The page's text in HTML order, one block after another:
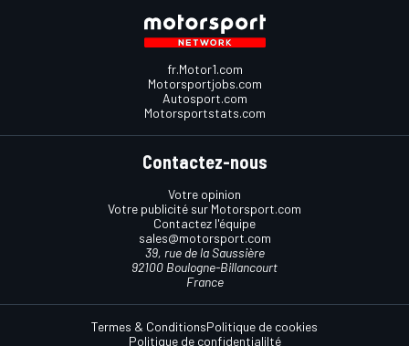
fr.Motor1.com
Motorsportjobs.com
Autosport.com
Motorsportstats.com
Contactez-nous
Votre opinion
Votre publicité sur Motorsport.com
Contactez l'équipe
sales@motorsport.com
39, rue de la Saussière
92100 Boulogne-Billancourt
France
Termes & ConditionsPolitique de cookies
Politique de confidentialilté